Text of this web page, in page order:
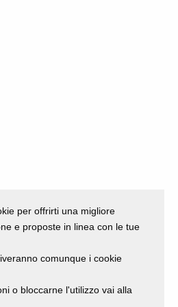
per offrirti una migliore
e proposte in linea con le tue
comunque i cookie
o bloccarne l'utilizzo vai alla